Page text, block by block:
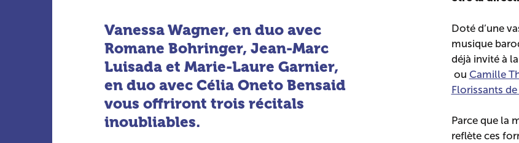
Vanessa Wagner, en duo avec
Romane Bohringer, Jean-Marc
Luisada et Marie-Laure Garnier,
en duo avec Célia Oneto Bensaid
vous offriront trois récitals
inoubliables.
Doté d’une
musique
déjà invité à
ou Camille
Florissants
Parce que la
reflète ces